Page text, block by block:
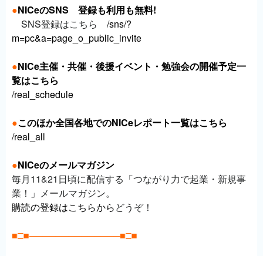
●NICeのSNS 登録も利用も無料!
SNS登録はこちら /sns/?
m=pc&a=page_o_public_invite
●NICe主催・共催・後援イベント・勉強会の開催予定一
覧はこちら
/real_schedule
●このほか全国各地でのNICeレポート一覧はこちら
/real_all
●NICeのメールマガジン
毎月11&21日頃に配信する「つながり力で起業・新規事
業！」メールマガジン。
購読の登録はこちらからどうぞ！
■□■──────────────■□■